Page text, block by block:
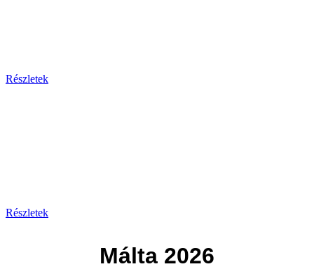
Részletek
Részletek
Málta 2026